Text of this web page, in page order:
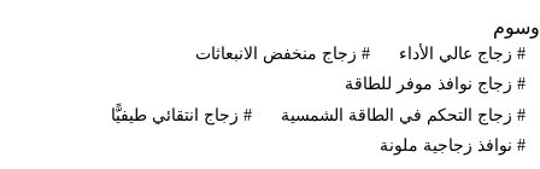
وسوم
#زجاج عالي الأداء #زجاج منخفض الانبعاثات
#زجاج نوافذ موفر للطاقة
#زجاج التحكم في الطاقة الشمسية #زجاج انتقائي طيفيًّا
#نوافذ زجاجية ملونة